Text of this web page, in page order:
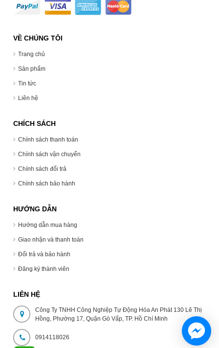
VỀ CHÚNG TÔI
Trang chủ
Sản phẩm
Tin tức
Liên hệ
CHÍCH SÁCH
Chính sách thanh toán
Chính sách vận chuyển
Chính sách đổi trả
Chính sách bảo hành
HƯỚNG DẪN
Hướng dẫn mua hàng
Giao nhận và thanh toán
Đổi trả và bảo hành
Đăng ký thành viên
LIÊN HỆ
Công Ty TNHH Công Nghiệp Tự Động Hóa An Phát 130 Lê Thị
Hồng, Phường 17, Quận Gò Vấp, TP. Hồ Chí Minh
0914118026